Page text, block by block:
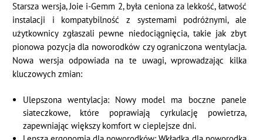
Starsza wersja, Joie i-Gemm 2, była ceniona za lekkość, łatwość
instalacji i kompatybilność z systemami podróżnymi, ale
użytkownicy zgłaszali pewne niedociągnięcia, takie jak zbyt
pionowa pozycja dla noworodków czy ograniczona wentylacja.
Nowa wersja odpowiada na te uwagi, wprowadzając kilka
kluczowych zmian:
Ulepszona wentylacja: Nowy model ma boczne panele
siateczkowe, które poprawiają cyrkulację powietrza,
zapewniając większy komfort w cieplejsze dni.